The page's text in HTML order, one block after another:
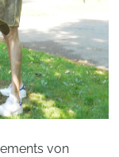
von